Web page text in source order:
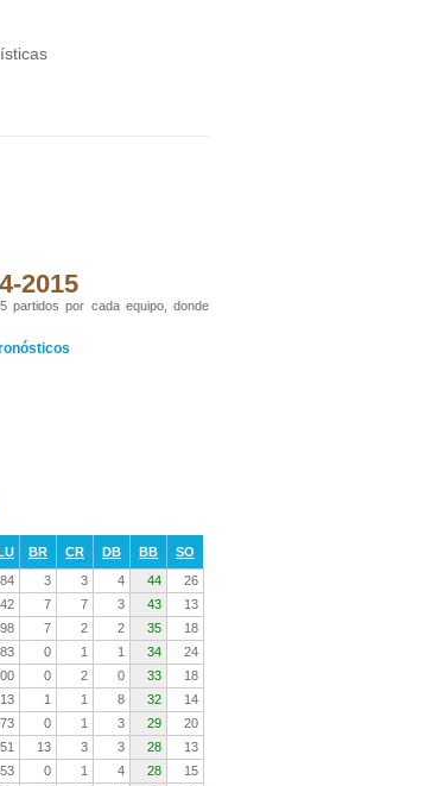
2015
partidos por cada equipo, donde
BR CR DB BB
SO
3 3 4 44
26
7 7 3 43
13
7 2 2 35
18
0 1 1 34
24
0 2 0 33
18
1 1 8 32
14
0 1 3 29
20
13 3 3 28
13
0 1 4 28
15